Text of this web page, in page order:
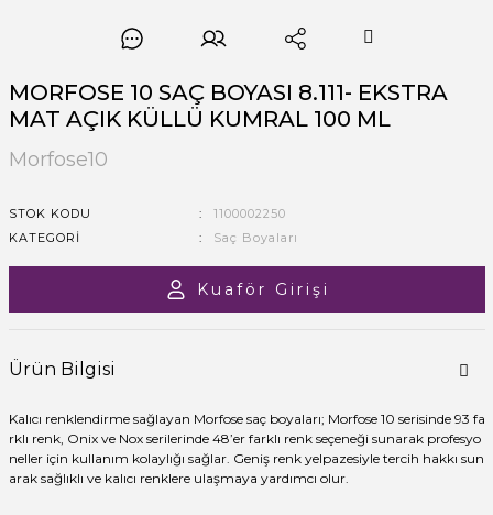
MORFOSE 10 SAÇ BOYASI 8.111- EKSTRA
MAT AÇIK KÜLLÜ KUMRAL 100 ML
Morfose10
STOK KODU
1100002250
KATEGORI
Saç Boyaları
Kuaför Girişi
Ürün Bilgisi
Kalıcı renklendirme sağlayan Morfose saç boyaları; Morfose 10 serisinde 93 fa
rklı renk, Onix ve Nox serilerinde 48’er farklı renk seçeneği sunarak profesyo
neller için kullanım kolaylığı sağlar. Geniş renk yelpazesiyle tercih hakkı sun
arak sağlıklı ve kalıcı renklere ulaşmaya yardımcı olur.